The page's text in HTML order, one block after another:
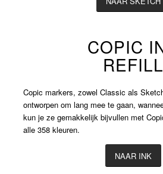
COPIC
REFILL
Copic markers, zowel Classic als
ontworpen om lang mee te gaan,
kun je ze gemakkelijk bijvullen met
alle 358 kleuren.
NAAR INK